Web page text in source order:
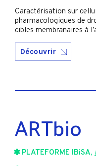
Caractérisation sur
pharmacologiques de
cibles membranaires à
Découvrir
ARTbio
PLATEFORME IBiSA,